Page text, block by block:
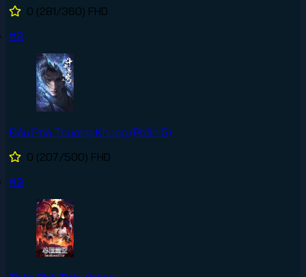
0 (281/360) FHD
#8
Đấu Phá Thương Khung (Phần 5)
0 (207/500) FHD
#9